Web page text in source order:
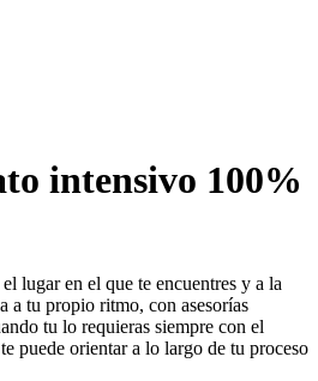
intensivo 100%
lugar en el que te encuentres y a la
a tu propio ritmo, con asesorías
tu lo requieras siempre con el
puede orientar a lo largo de tu proceso